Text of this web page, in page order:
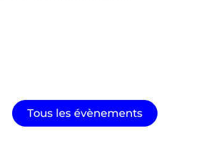
Tous les évènements